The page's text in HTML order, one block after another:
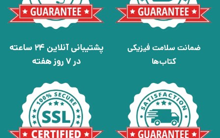
ضمانت سلامت فیزیکی
کتاب‌ها
پشتیبانی آنلاین 24 ساعته
در 7 روز هفته